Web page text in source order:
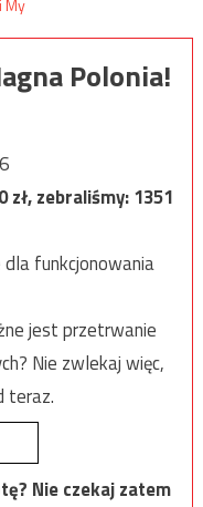
Polonia!
zł, zebraliśmy:1351
funkcjonowania
jest przetrwanie
Nie zwlekaj więc,
teraz.
Nie czekaj zatem